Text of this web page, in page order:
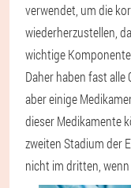
verwendet, um die
wiederherzustellen,
wichtige
Daher haben fast
aber einige
dieser Medikamente
zweiten Stadium der
nicht im dritten,